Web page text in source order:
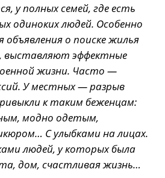
у полных семей, где есть
одиноких людей. Особенно
объявления о поиске жилья
выставляют эффектные
жизни. Часто —
У местных — разрыв
к таким беженцам:
модно одетым,
С улыбками на лицах.
людей, у которых была
дом, счастливая жизнь…